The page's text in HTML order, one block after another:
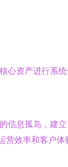
心资产进行系
信息孤岛，建
效率和客户体